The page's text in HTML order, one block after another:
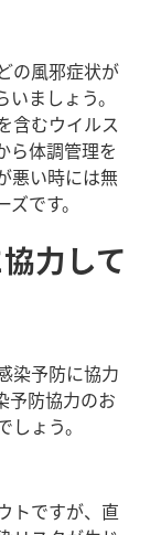
の風邪症状が
ましょう。
含むウイルス
ら体調管理を
悪い時には無
です。
力して
染予防に協力
予防協力のお
ょう。
トですが、直